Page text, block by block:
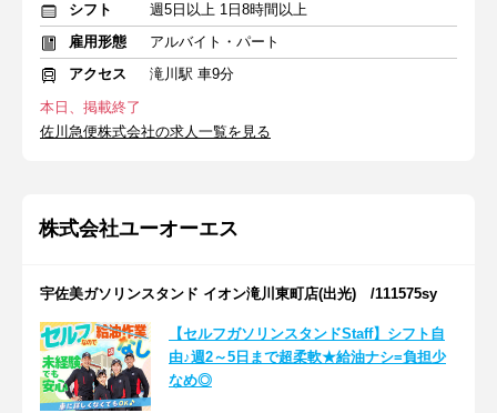
シフト
週5日以上 1日8時間以上
雇用形態
アルバイト・パート
アクセス
滝川駅 車9分
本日、掲載終了
佐川急便株式会社の求人一覧を見る
株式会社ユーオーエス
宇佐美ガソリンスタンド イオン滝川東町店(出光) /111575sy
【セルフガソリンスタンドStaff】シフト自
由♪週2～5日まで超柔軟★給油ナシ=負担少
なめ◎